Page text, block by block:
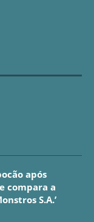
após
compara a
S.A.’